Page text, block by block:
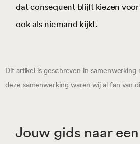
dat consequent blijft kiezen
ook als niemand kijkt.
Dit artikel is geschreven in samenwerking
deze samenwerking waren wij al fan van
Jouw gids naar